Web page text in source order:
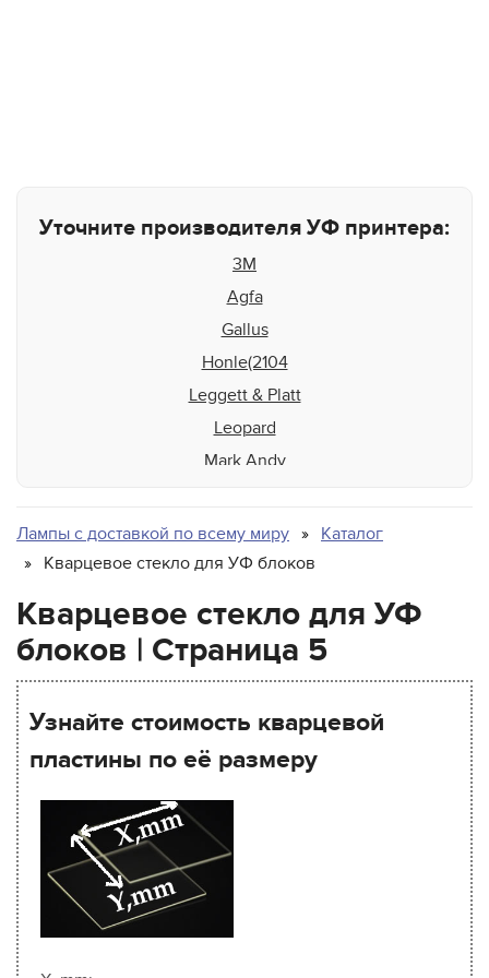
Лампы с доставкой по всему миру
Каталог
Кварцевое стекло для УФ блоков
Кварцевое стекло для УФ
блоков | Страница 5
Узнайте стоимость кварцевой
пластины по её размеру
Уточните производителя УФ принтера:
3M
Agfa
Gallus
Honle(2104
Leggett & Platt
Leopard
Mark Andy
Microcraft
Mimaki
Mutoh
NUR
Oce
Printing Imaging Tech.
Raster
SkyJet
Spuhl Virtu